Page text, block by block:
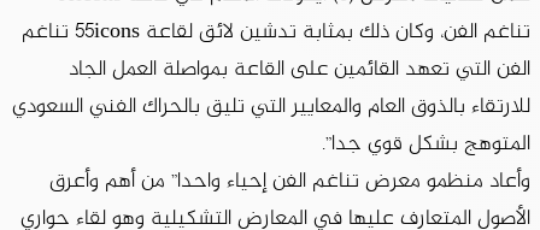
تناغم الفن، وكان ذلك بمثابة تدشين لائق لقاعة 55icons تناغم
الفن التي تعهد القائمين على القاعة بمواصلة العمل الجاد
للارتقاء بالذوق العام والمعايير التي تليق بالحراك الفني السعودي
المتوهج بشكل قوي جدا”.
وأعاد منظمو معرض تناغم الفن إحياء واحدا” من أهم وأعرق
الأصول المتعارف عليها في المعارض التشكيلية وهو لقاء حواري